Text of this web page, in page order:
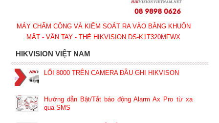
MÁY CHẤM CÔNG VÀ KIỂM SOÁT RA VÀO BẰNG KHUÔN
MẶT - VÂN TAY - THẺ HIKVISION DS-K1T320MFWX
HIKVISION VIỆT NAM
LỖI 8000 TRÊN CAMERA ĐẦU GHI HIKVISON
Hướng dẫn Bật/Tắt báo động Alarm Ax Pro từ xa
qua SMS